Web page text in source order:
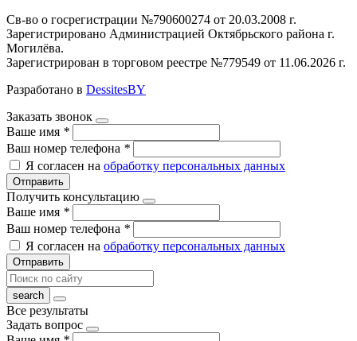
Св-во о госрегистрации №790600274 от 20.03.2008 г.
Зарегистрировано Администрацией Октябрьского района г.
Могилёва.
Зарегистрирован в торговом реестре №779549 от 11.06.2026 г.
Разработано в DessitesBY
Заказать звонок
Ваше имя *
Ваш номер телефона *
Я согласен на обработку персональных данных
Отправить
Получить консультацию
Ваше имя *
Ваш номер телефона *
Я согласен на обработку персональных данных
Отправить
Все результаты
Задать вопрос